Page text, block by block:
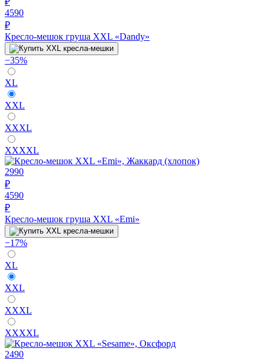
4590
₽
Кресло-мешок груша XXL «Dandy»
−35%
XL
XXL
XXXL
XXXXL
2990
₽
4590
₽
Кресло-мешок груша XXL «Emi»
−17%
XL
XXL
XXXL
XXXXL
2490